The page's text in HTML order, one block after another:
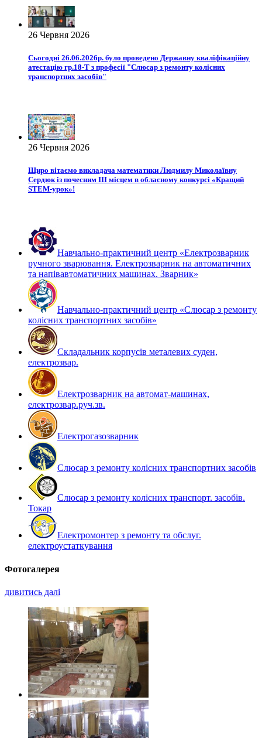
26 Червня 2026
Сьогодні 26.06.2026р. було проведено Державну кваліфікаційну
атестацію гр.18-Т з професії "Слюсар з ремонту колісних
транспортних засобів"
26 Червня 2026
Щиро вітаємо викладача математики Людмилу Миколаївну
Сердюк із почесним ІІІ місцем в обласному конкурсі «Кращий
STEM-урок»!
Навчально-практичний центр «Електрозварник
ручного зварювання. Електрозварник на автоматичних
та напівавтоматичних машинах. Зварник»
Навчально-практичний центр «Слюсар з ремонту
колісних транспортних засобів»
Складальник корпусів металевих суден,
електрозвар.
Електрозварник на автомат-машинах,
електрозвар.руч.зв.
Електрогазозварник
Слюсар з ремонту колісних транспортних засобів
Слюсар з ремонту колісних транспорт. засобів.
Токар
Електромонтер з ремонту та обслуг.
електроустаткування
Фотогалерея
дивитись далі